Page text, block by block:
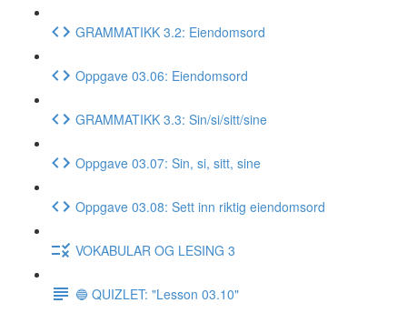
GRAMMATIKK 3.2: Eiendomsord
Oppgave 03.06: Eiendomsord
GRAMMATIKK 3.3: Sin/si/sitt/sine
Oppgave 03.07: Sin, si, sitt, sine
Oppgave 03.08: Sett inn riktig eiendomsord
VOKABULAR OG LESING 3
🔵 QUIZLET: "Lesson 03.10"